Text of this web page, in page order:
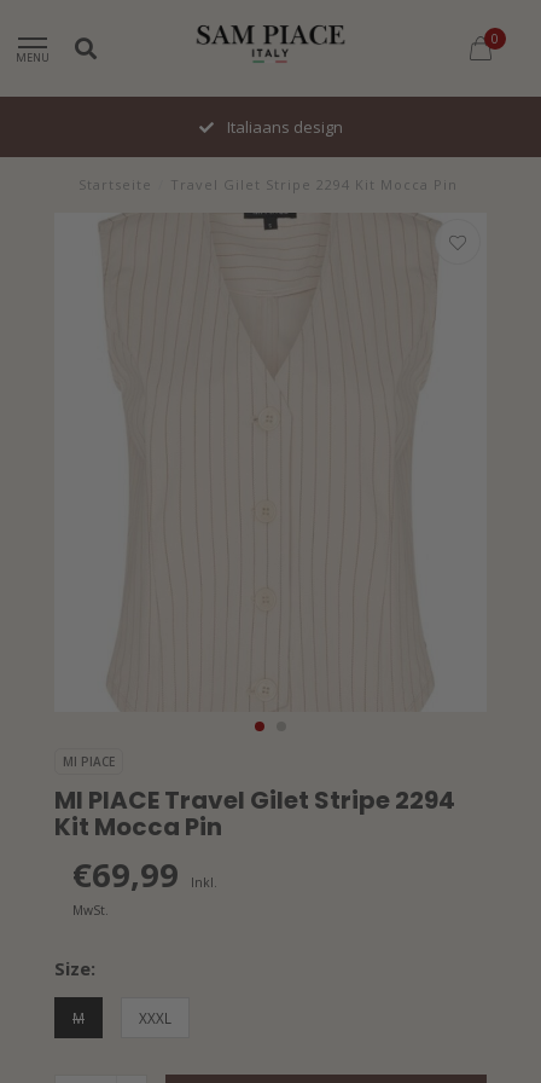
MENU
0
Italiaans design
Startseite Travel Gilet Stripe 2294 Kit Mocca Pin
MI PIACE
MI PIACE Travel Gilet Stripe 2294
Kit Mocca Pin
€69,99
Inkl.
MwSt.
Size:
M XXXL